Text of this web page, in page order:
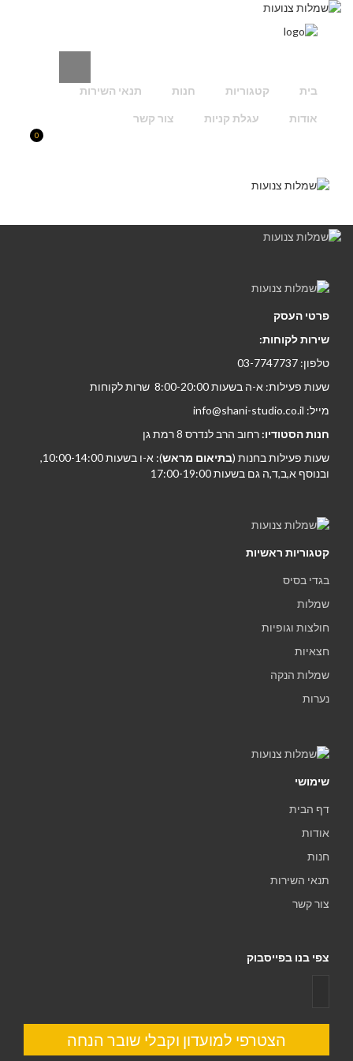
בית קטגוריות חנות תנאי השירות
אודות עגלת קניות צור קשר
0
פרטי העסק
שירות לקוחות:
טלפון: 03-7747737
שעות פעילות: א-ה בשעות 8:00-20:00 שרות לקוחות
מייל: info@shani-studio.co.il
חנות הסטודיו: רחוב הרב לנדרס 8 רמת גן
שעות פעילות בחנות (בתיאום מראש
): א-ו בשעות 10:00-14:00,
ובנוסף א,ב,ד,ה גם בשעות 17:00-19:00
קטגוריות ראשיות
בגדי בסיס
שמלות
חולצות וגופיות
חצאיות
שמלות הנקה
נערות
שימושי
דף הבית
אודות
חנות
תנאי השירות
צור קשר
צפי בנו בפייסבוק
הצטרפי למועדון וקבלי שובר הנחה